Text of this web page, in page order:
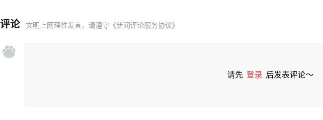
评论 文明上网理性发言，请遵守 《新闻评论服务协议》
请先 登录 后发表评论～